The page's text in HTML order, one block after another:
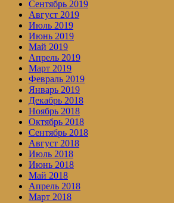
Сентябрь 2019
Август 2019
Июль 2019
Июнь 2019
Май 2019
Апрель 2019
Март 2019
Февраль 2019
Январь 2019
Декабрь 2018
Ноябрь 2018
Октябрь 2018
Сентябрь 2018
Август 2018
Июль 2018
Июнь 2018
Май 2018
Апрель 2018
Март 2018